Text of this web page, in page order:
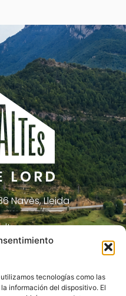
tecnologías como las
información del dispositivo. El
Navès, Lleida
23